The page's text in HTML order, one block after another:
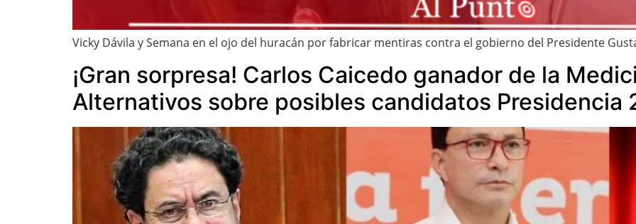
Vicky Dávila y Semana en el ojo del huracán por fabricar mentiras contra el gobierno del Presidente
¡Gran sorpresa! Carlos Caicedo ganador de la
Alternativos sobre posibles candidatos Presidencia